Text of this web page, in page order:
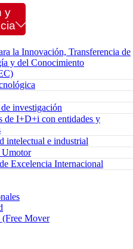
y
la Innovación, Transferencia de
y del Conocimiento
investigación
de I+D+i con entidades y
intelectual e industrial
Umotor
Excelencia Internacional
(Free Mover